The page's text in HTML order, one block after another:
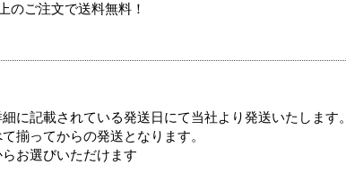
のご注文で送料無料！
に記載されている発送日にて当社より発送いたします。
揃ってからの発送となります。
お選びいただけます